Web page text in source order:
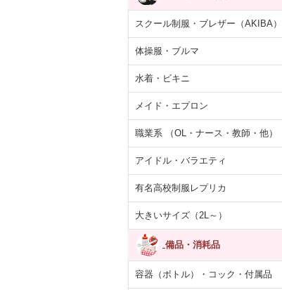
スクール制服・ブレザー（AKIBA）
体操服・ブルマ
水着・ビキニ
メイド・エプロン
職業系 （OL・ナース・教師・他）
アイドル・バラエティ
有名高校制服レプリカ
大きいサイズ（2L～）
備品・消耗品
容器（ボトル）・コック・付属品